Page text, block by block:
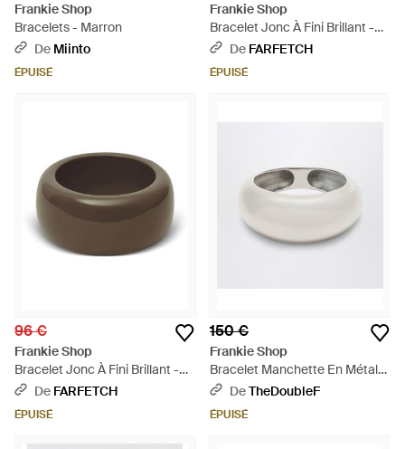
Frankie Shop
Bracelets - Marron
De Miinto
ÉPUISÉ
Frankie Shop
Bracelet Jonc À Fini Brillant -
NoirDe FARFETCH
ÉPUISÉ
96 €
Frankie Shop
Bracelet Jonc À Fini Brillant -
Marron
De FARFETCH
ÉPUISÉ
150 €
Frankie Shop
Bracelet Manchette En Métal
Argenté - Blanc
DeTheDoubleF
ÉPUISÉ